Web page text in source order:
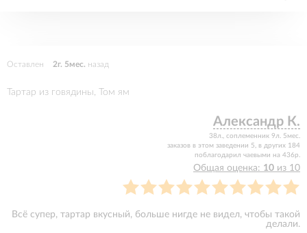
Оставлен 2г. 5мес. назад
Тартар из говядины, Том ям
Александр К.
38л., соплеменник 9л. 5мес.
заказов в этом заведении 5, в других 184
поблагодарил чаевыми на 436р.
Общая оценка: 10 из 10
Всё супер, тартар вкусный, больше нигде не видел, чтобы такой
делали.